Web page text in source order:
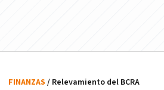
FINANZAS / Relevamiento del BCRA